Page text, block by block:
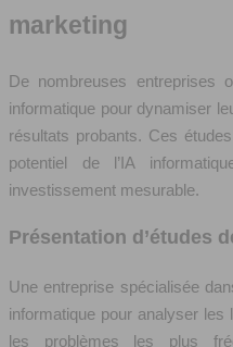
marketing
De nombreuses entreprises
informatique pour dynamiser
résultats probants. Ces
potentiel de l’IA
investissement mesurable.
Présentation d’études
Une entreprise spécialisée
informatique pour analyser
les problèmes les plus